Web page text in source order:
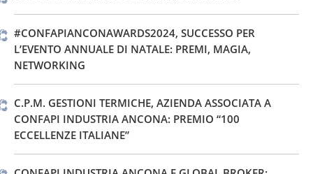
#CONFAPIANCONAWARDS2024, SUCCESSO PER
L’EVENTO ANNUALE DI NATALE: PREMI, MAGIA,
NETWORKING
C.P.M. GESTIONI TERMICHE, AZIENDA ASSOCIATA A
CONFAPI INDUSTRIA ANCONA: PREMIO “100
ECCELLENZE ITALIANE”